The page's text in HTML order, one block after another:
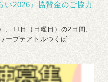
い2026』協賛金のご協力
11日（日曜日）の2日間、
ープテアトルつくば...